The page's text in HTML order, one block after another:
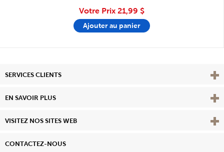
Votre Prix 21,99 $
Ajouter au panier
SERVICES CLIENTS
EN SAVOIR PLUS View
VISITEZ NOS SITES WEB
CONTACTEZ-NOUS